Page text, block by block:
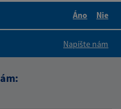
Áno
Nie
Napíšte nám